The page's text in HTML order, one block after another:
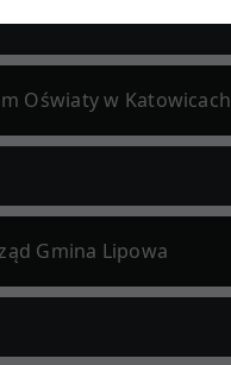
Oświaty w Katowicach
Gmina Lipowa